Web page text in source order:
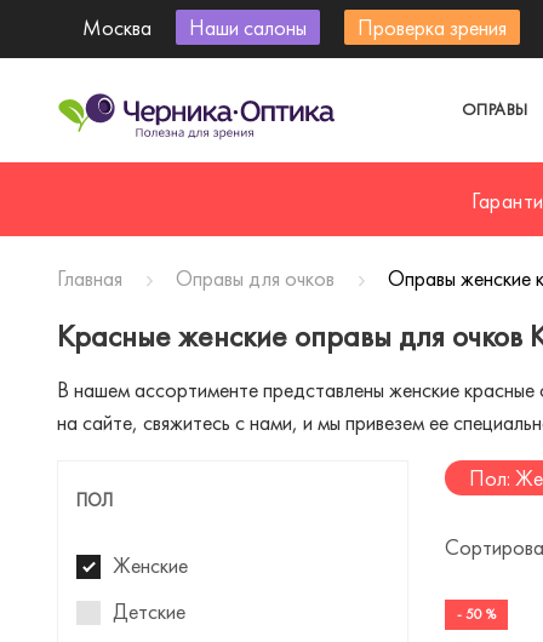
Москва Наши салоны Проверка зрения
ОПРАВЫ
Главная Оправы для очков Оправы женские
Красные женские оправы для очков
В нашем ассортименте представлены женские
на сайте, свяжитесь с нами, и мы привезем ее
ПОЛ
Женские
Детские
Пол:
- 50 %